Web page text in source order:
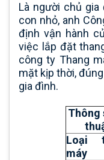
Là người chủ
con nhỏ, anh
định vận hành
việc lắp đặt
công ty Thang
mặt kịp thời,
gia đình.
Thông
Loại
máy